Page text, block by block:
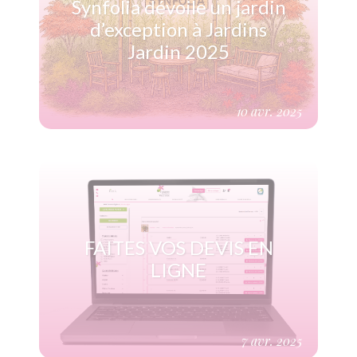
Synfolia dévoile un jardin
d’exception à Jardins
Jardin 2025
10 avr. 2025
FAITES VOS DEVIS EN
LIGNE
7 avr. 2025